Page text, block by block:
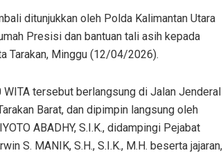
ditunjukkan oleh Polda Kalimantan Utara
Presisi dan bantuan tali asih kepada
Tarakan, Minggu (12/04/2026).
tersebut berlangsung di Jalan Jenderal
Barat, dan dipimpin langsung oleh
ABADHY, S.I.K., didampingi Pejabat
S. MANIK, S.H., S.I.K., M.H. beserta jajaran,